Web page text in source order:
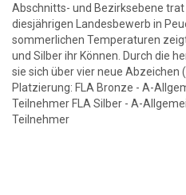
Abschnitts- und Bezirksebene trat
diesjährigen Landesbewerb in
sommerlichen Temperaturen
und Silber ihr Können. Durch die
sie sich über vier neue Abzeichen
Platzierung: FLA Bronze - A-
Teilnehmer FLA Silber - A-
Teilnehmer